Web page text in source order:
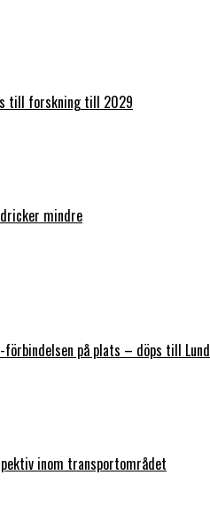
till forskning till 2029
mindre
på plats – döps till Lund
inom transportområdet